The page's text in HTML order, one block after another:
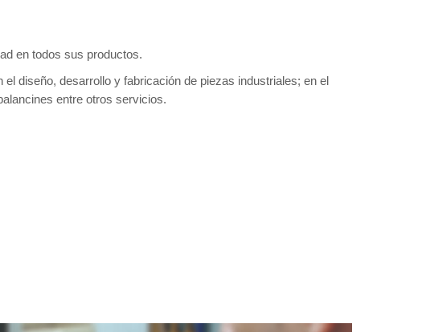
en todos sus productos.
diseño, desarrollo y fabricación de piezas industriales; en el
entre otros servicios.